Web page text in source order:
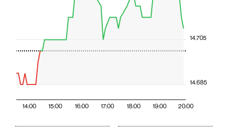
14:00 15:00 16:00 17:00 18:00 19:00 20:00
14.685
14.705